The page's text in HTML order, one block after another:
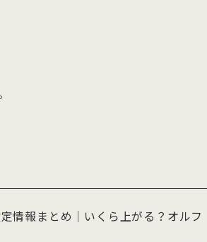
情報まとめ｜いくら上がる？オルフ